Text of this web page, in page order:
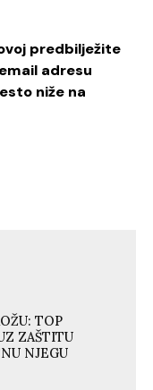
predbilježite
adresu
niže na
TOP
ZAŠTITU
NJEGU